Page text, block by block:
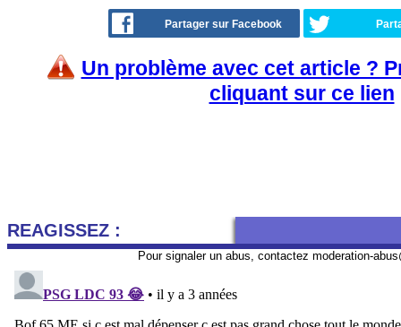
Partager sur Facebook
Un problème avec cet article ?
cliquant sur ce lien
REAGISSEZ :
Pour signaler un abus, contactez moderation-